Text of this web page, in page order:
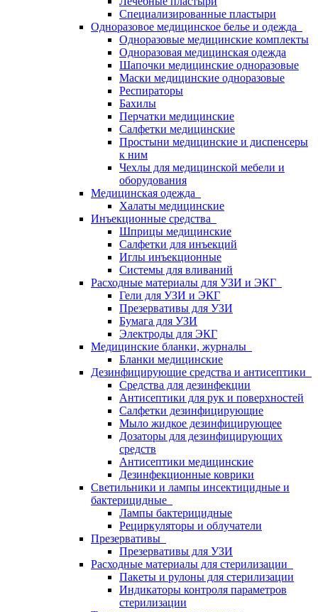
Специализированные пластыри
Одноразовое медицинское белье и одежда
Одноразовые медицинские комплекты
Одноразовая медицинская одежда
Шапочки медицинские одноразовые
Маски медицинские одноразовые
Респираторы
Бахилы
Перчатки медицинские
Салфетки медицинские
Простыни медицинские и диспенсеры
к ним
Чехлы для медицинской мебели и
оборудования
Медицинская одежда
Халаты медицинские
Инъекционные средства
Шприцы медицинские
Салфетки для инъекций
Иглы инъекционные
Системы для вливаний
Расходные материалы для УЗИ и ЭКГ
Гели для УЗИ и ЭКГ
Презервативы для УЗИ
Бумага для УЗИ
Электроды для ЭКГ
Медицинские бланки, журналы
Бланки медицинские
Дезинфицирующие средства и антисептики
Средства для дезинфекции
Антисептики для рук и поверхностей
Салфетки дезинфицирующие
Мыло жидкое дезинфицирующее
Дозаторы для дезинфицирующих
средств
Антисептики медицинские
Дезинфекционные коврики
Светильники и лампы инсектицидные и
бактерицидные
Лампы бактерицидные
Рециркуляторы и облучатели
Презервативы
Презервативы для УЗИ
Расходные материалы для стерилизации
Пакеты и рулоны для стерилизации
Индикаторы контроля параметров
стерилизации